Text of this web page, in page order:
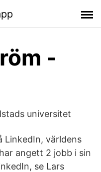
-
universitet
LinkedIn, världens
angett 2 jobb i sin
se Lars